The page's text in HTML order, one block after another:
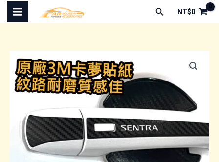
搜
尋
NT$0